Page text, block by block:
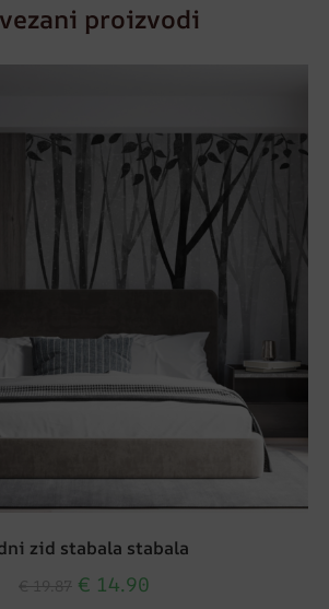
proizvodi
zid stabala stabala
€ 14.90